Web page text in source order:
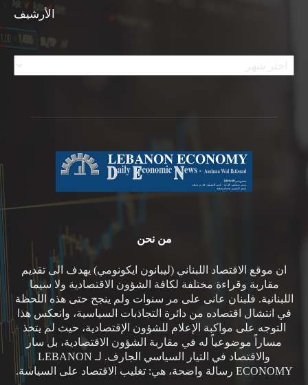
الأرشيف
الأرشيف
من نحن
ان موقع الاقتصاد اللبناني (ليبانون ايكونومي) يهدف الى تقديم
مقاربة وقراءة مختلفة لكافة الشؤون الاقتصادية ولا سيما
اللبنانية. فلبنان عانى على مر سنوات ولم ينجح حتى هذه اللحظة
في انتشال اقتصاده من دائرة التجاذبات السياسية، وانعكس هذا
التوجه على مواكبة الإعلام للشؤون الإقتصادية، حيث لم يتخذ
مساراً موضوعياً له في مقاربة الشؤون الاقتصادية، بل سار
والاقتصاد في التيار السياسي الجارف. لـ LEBANON
ECONOMY رسالة واضحة، هي: تغليب الاقتصاد على السياسة.